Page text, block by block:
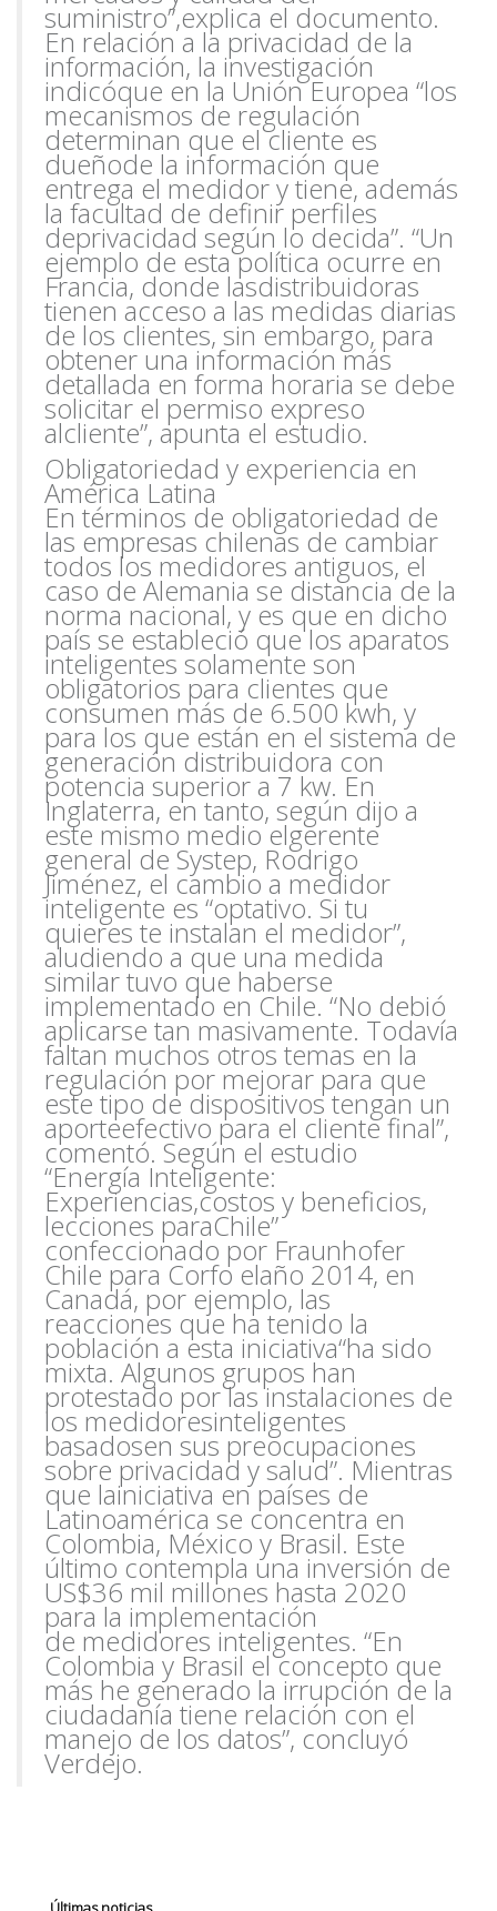
suministro”,explica el documento.
En relación a la privacidad de la
información, la investigación
indicóque en la Unión Europea “los
mecanismos de regulación
determinan que el cliente es
dueñode la información que
entrega el medidor y tiene, además
la facultad de definir perfiles
deprivacidad según lo decida”. “Un
ejemplo de esta política ocurre en
Francia, donde lasdistribuidoras
tienen acceso a las medidas diarias
de los clientes, sin embargo, para
obtener una información más
detallada en forma horaria se debe
solicitar el permiso expreso
alcliente”, apunta el estudio.
Obligatoriedad y experiencia en
América Latina
En términos de obligatoriedad de
las empresas chilenas de cambiar
todos los medidores antiguos, el
caso de Alemania se distancia de la
norma nacional, y es que en dicho
país se estableció que los aparatos
inteligentes solamente son
obligatorios para clientes que
consumen más de 6.500 kwh, y
para los que están en el sistema de
generación distribuidora con
potencia superior a 7 kw. En
Inglaterra, en tanto, según dijo a
este mismo medio elgerente
general de Systep, Rodrigo
Jiménez, el cambio a medidor
inteligente es “optativo. Si tu
quieres te instalan el medidor”,
aludiendo a que una medida
similar tuvo que haberse
implementado en Chile. “No debió
aplicarse tan masivamente. Todavía
faltan muchos otros temas en la
regulación por mejorar para que
este tipo de dispositivos tengan un
aporteefectivo para el cliente final”,
comentó. Según el estudio
“Energía Inteligente:
Experiencias,costos y beneficios,
lecciones paraChile”
confeccionado por Fraunhofer
Chile para Corfo elaño 2014, en
Canadá, por ejemplo, las
reacciones que ha tenido la
población a esta iniciativa“ha sido
mixta. Algunos grupos han
protestado por las instalaciones de
los medidoresinteligentes
basadosen sus preocupaciones
sobre privacidad y salud”. Mientras
que lainiciativa en países de
Latinoamérica se concentra en
Colombia, México y Brasil. Este
último contempla una inversión de
US$36 mil millones hasta 2020
para la implementación
de medidores inteligentes. “En
Colombia y Brasil el concepto que
más he generado la irrupción de la
ciudadanía tiene relación con el
manejo de los datos”, concluyó
Verdejo.